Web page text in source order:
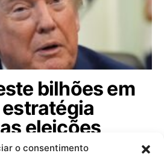
o consentimento
bilhões em
eleições
veja